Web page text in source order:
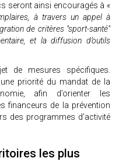
seront ainsi encouragés à «
à travers un appel à
de critères "sport-santé"
et la diffusion d’outils
de mesures spécifiques.
priorité du mandat de la
afin d’orienter les
financeurs de la prévention
des programmes d’activité
les plus